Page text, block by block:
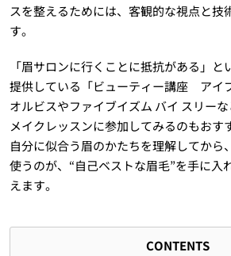
スを整えるためには、客観的な視点と技
す。
「眉サロンに行くことに抵抗がある」
提供している「ビューティー講座 アイ
オルビスやファイブイズム バイ スリー
メイクレッスンに参加してみるのもおす
自分に似合う眉のかたちを理解してから
使うのが、“自己ベストな眉毛”を手に入
えます。
CONTENTS